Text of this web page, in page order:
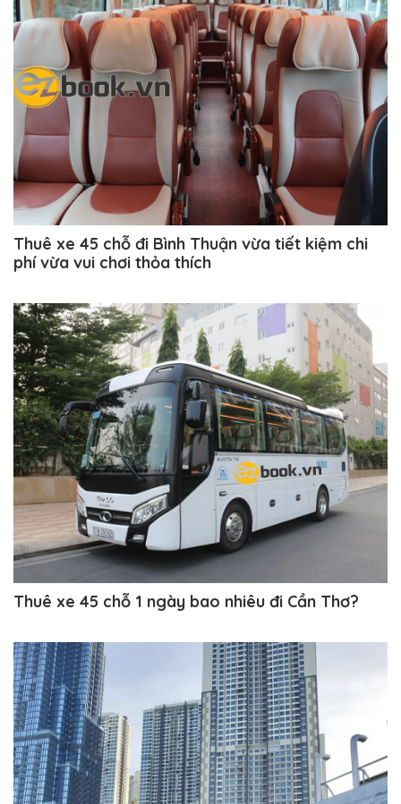
Thuê xe 45 chỗ đi Bình Thuận vừa tiết kiệm chi
phí vừa vui chơi thỏa thích
Thuê xe 45 chỗ 1 ngày bao nhiêu đi Cần Thơ?